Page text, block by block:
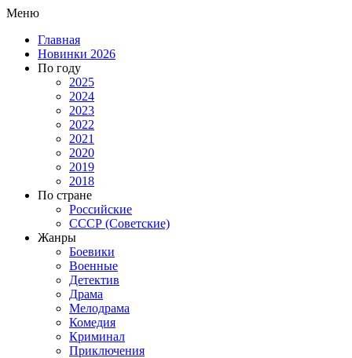
Меню
Главная
Новинки 2026
По году
2025
2024
2023
2022
2021
2020
2019
2018
По стране
Российские
СССР (Советские)
Жанры
Боевики
Военные
Детектив
Драма
Мелодрама
Комедия
Криминал
Приключения